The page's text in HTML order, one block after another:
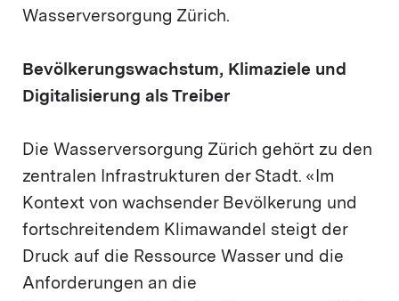
Wasserversorgung Zürich.
Bevölkerungswachstum, Klimaziele und
Digitalisierung als Treiber
Die Wasserversorgung Zürich gehört zu den
zentralen Infrastrukturen der Stadt. «Im
Kontext von wachsender Bevölkerung und
fortschreitendem Klimawandel steigt der
Druck auf die Ressource Wasser und die
Anforderungen an die